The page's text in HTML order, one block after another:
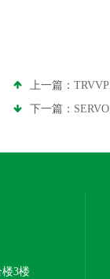
上一篇：
下一篇：
3楼